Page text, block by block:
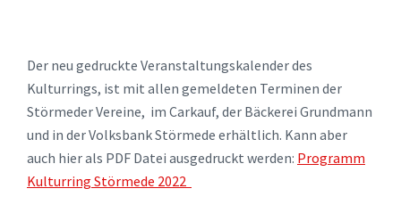
Der neu gedruckte Veranstaltungskalender des
Kulturrings, ist mit allen gemeldeten Terminen der
Störmeder Vereine, im Carkauf, der Bäckerei Grundmann
und in der Volksbank Störmede erhältlich. Kann aber
auch hier als PDF Datei ausgedruckt werden: Programm
Kulturring Störmede 2022